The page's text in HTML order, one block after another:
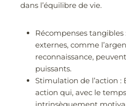
dans l’équilibre de vie.
Récompenses tangibles
externes, comme
reconnaissance,
puissants.
Stimulation de l’action
action qui, avec le